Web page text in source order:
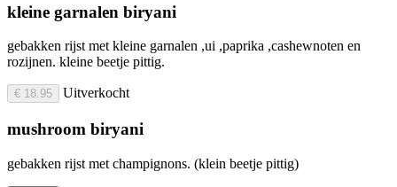
kleine garnalen biryani
gebakken rijst met kleine garnalen ,ui ,paprika ,cashewnoten en
rozijnen. kleine beetje pittig.
€ 18.95 Uitverkocht
mushroom biryani
gebakken rijst met champignons. (klein beetje pittig)